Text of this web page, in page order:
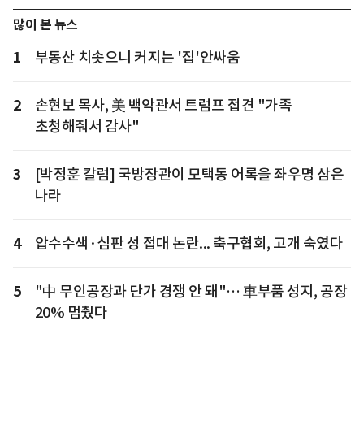
많이 본 뉴스
1 부동산 치솟으니 커지는 '집'안싸움
2
손현보 목사, 美 백악관서 트럼프 접견 "가족
초청해줘서 감사"
3
[박정훈 칼럼] 국방장관이 모택동 어록을 좌우명 삼은
나라
4 압수수색·심판 성 접대 논란... 축구협회, 고개 숙였다
5
"中 무인공장과 단가 경쟁 안 돼"… 車부품 성지, 공장
20% 멈췄다